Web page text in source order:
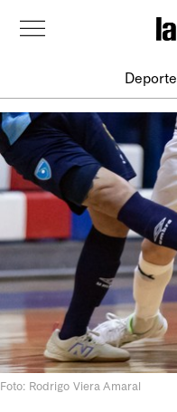
Deporte
Foto: Rodrigo Viera Amaral